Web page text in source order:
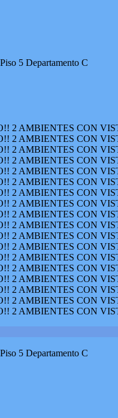
5 Departamento C
5 Departamento C